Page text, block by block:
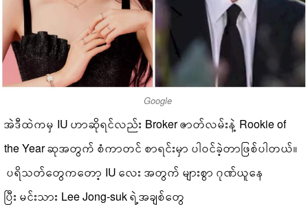
Google
အဲဒီထဲကမှ IU ဟာဆိုရင်လည်း Broker ဇာတ်လမ်းနဲ့ Rookie of
the Year ဆုအတွက် စံကာတင် စာရင်းမှာ ပါဝင်ခဲ့တာဖြစ်ပါတယ်။
ပရိသတ်တွေကတော့ IU လေး အတွက် များစွာ ဂုဏ်ယူနေ
ပြီး မင်းသား Lee Jong-suk ရဲ့အချစ်တွေ